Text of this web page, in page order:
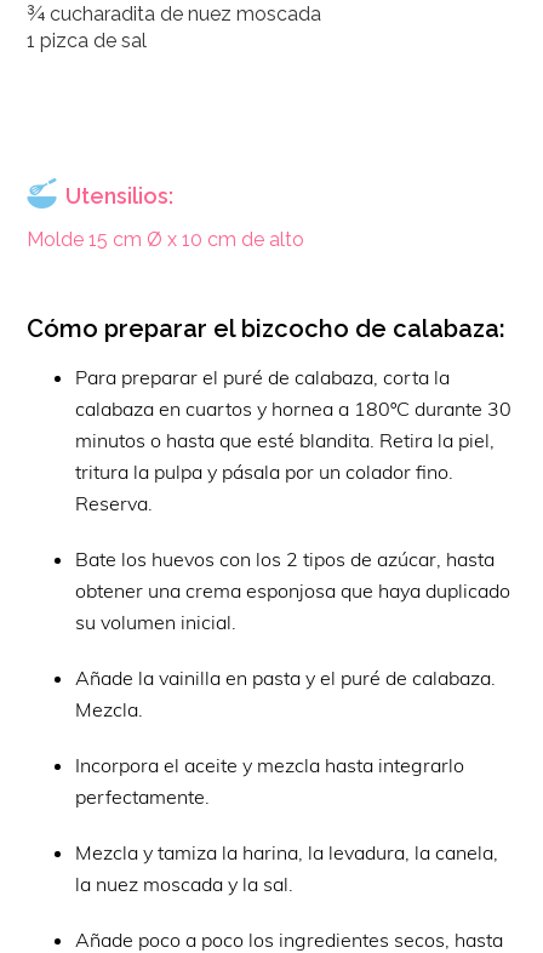
¾ cucharadita de nuez moscada
1 pizca de sal
Utensilios:
Molde 15 cm Ø x 10 cm de alto
Cómo preparar el bizcocho de calabaza:
Para preparar el puré de calabaza, corta la
calabaza en cuartos y hornea a 180ºC durante 30
minutos o hasta que esté blandita. Retira la piel,
tritura la pulpa y pásala por un colador fino.
Reserva.
Bate los huevos con los 2 tipos de azúcar, hasta
obtener una crema esponjosa que haya duplicado
su volumen inicial.
Añade la vainilla en pasta y el puré de calabaza.
Mezcla.
Incorpora el aceite y mezcla hasta integrarlo
perfectamente.
Mezcla y tamiza la harina, la levadura, la canela,
la nuez moscada y la sal.
Añade poco a poco los ingredientes secos, hasta